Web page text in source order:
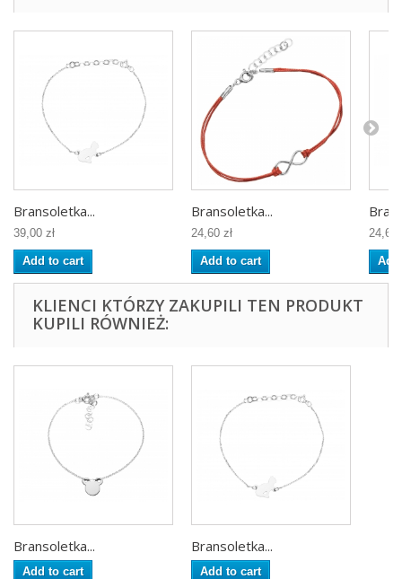
Bransoletka...
39,00 zł
Add to cart
Bransoletka...
24,60 zł
Add to cart
24,60
KLIENCI KTÓRZY ZAKUPILI TEN PRODUKT
KUPILI RÓWNIEŻ:
Bransoletka...
Add to cart
Bransoletka...
Add to cart